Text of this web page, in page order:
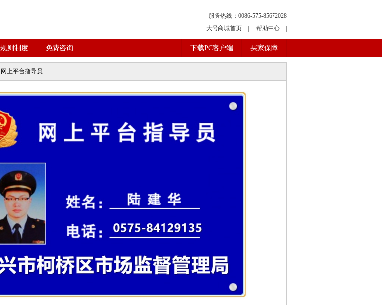
服务热线：0086-575-85672028
大号商城首页
帮助中心
规则制度 免费咨询 买家保障
下载PC客户端
网上平台指导员